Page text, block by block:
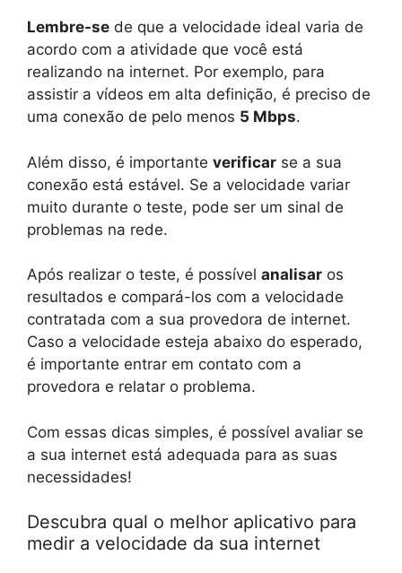
Lembre-se de que a velocidade ideal varia de
acordo com a atividade que você está
realizando na internet. Por exemplo, para
assistir a vídeos em alta definição, é preciso de
uma conexão de pelo menos 5 Mbps.
Além disso, é importante verificar se a sua
conexão está estável. Se a velocidade variar
muito durante o teste, pode ser um sinal de
problemas na rede.
Após realizar o teste, é possível analisar os
resultados e compará-los com a velocidade
contratada com a sua provedora de internet.
Caso a velocidade esteja abaixo do esperado,
é importante entrar em contato com a
provedora e relatar o problema.
Com essas dicas simples, é possível avaliar se
a sua internet está adequada para as suas
necessidades!
Descubra qual o melhor aplicativo para
medir a velocidade da sua internet